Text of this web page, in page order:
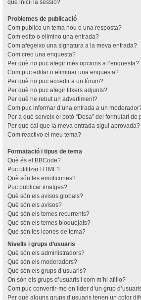
que iniciï la sessió?
Problemes de publicació
Com publico un tema nou o una resposta?
Com edito o elimino una entrada?
Com afegeixo una signatura a la meva entrada?
Com creo una enquesta?
Per què no puc afegir més opcions a l’enquesta?
Com puc editar o eliminar una enquesta?
Per què no puc accedir a un fòrum?
Per què no puc afegir fitxers adjunts?
Per què he rebut un advertiment?
Com puc informar d’una entrada a un
Per a què serveix el botó “Desa” del formulari de
Per què cal que la meva entrada sigui aprovada?
Com reactivo el meu tema?
Formatació i tipus de tema
Què és el BBCode?
Puc utilitzar HTML?
Què són les emoticones?
Puc publicar imatges?
Què són els avisos globals?
Què són els avisos?
Què són els temes recurrents?
Què són els temes bloquejats?
Què són les icones de tema?
Nivells i grups d’usuaris
Què són els administradors?
Què són els moderadors?
Què són els grups d’usuaris?
On són els grups d’usuaris i com m’hi afilio?
Com puc convertir-me en líder d’un grup
Per què alguns grups d’usuaris tenen un color